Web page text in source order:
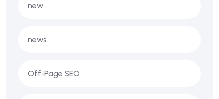
new
news
Off-Page SEO